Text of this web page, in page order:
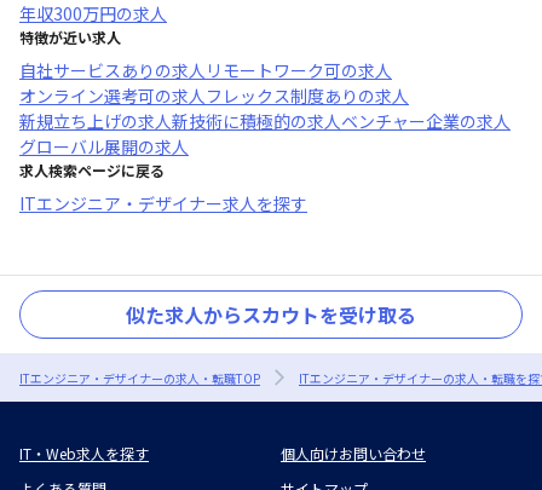
年収300万円の求人
特徴が近い求人
自社サービスあり の求人 リモートワーク可の求人
オンライン選考可の求人フレックス制度あり の求人
新規立ち上げの求人新技術に積極的の求人ベンチャー企業の求人
グローバル展開の求人
求人検索ページに戻る
ITエンジニア・デザイナー求人を探す
似た求人からスカウトを受け取る
ITエンジニア・デザイナーの求人・転職TOP ITエンジニア・デザイナーの求人・転職を
IT・Web求人を探す
個人向けお問い合わせ